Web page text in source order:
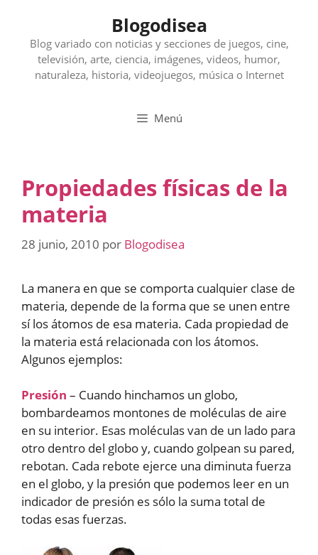
contenido
Blogodisea
Blog variado con noticias y secciones de juegos, cine,
televisión, arte, ciencia, imágenes, videos, humor,
naturaleza, historia, videojuegos, música o Internet
Menú
Propiedades físicas de la
materia
28 junio, 2010 por Blogodisea
La manera en que se comporta cualquier clase de
materia, depende de la forma que se unen entre
sí los átomos de esa materia. Cada propiedad de
la materia está relacionada con los átomos.
Algunos ejemplos:
Presión – Cuando hinchamos un globo,
bombardeamos montones de moléculas de aire
en su interior. Esas moléculas van de un lado para
otro dentro del globo y, cuando golpean su pared,
rebotan. Cada rebote ejerce una diminuta fuerza
en el globo, y la presión que podemos leer en un
indicador de presión es sólo la suma total de
todas esas fuerzas.